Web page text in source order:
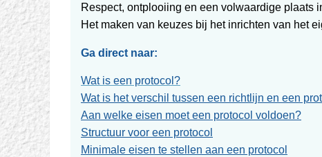
Respect, ontplooiing en een volwaardige plaats
Het maken van keuzes bij het inrichten van het
Ga direct naar:
Wat is een protocol?
Wat is het verschil tussen een richtlijn en een
Aan welke eisen moet een protocol voldoen?
Structuur voor een protocol
Minimale eisen te stellen aan een protocol